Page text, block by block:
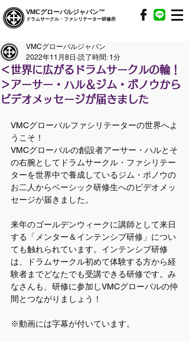
VMCグローバルジャパン™
ドラムサークル・ファシリテーター研修所
＜世界に広がるドラムサークルの輪！
＞アーサー・ハル＆ジム・ボノウから
ビデオメッセージが届きました
VMCグローバルジャパン
2022年11月8日 読了時間: 1分
VMCグローバルファシリテーターの世界へよ
うこそ！
VMCグローバルの創設者アーサー・ハルとそ
の右腕としてドラムサークル・ファシリテー
ターを世界中で養成しているジム・ボノウの
お二人からベーシック研修生へのビデオメッ
セージが届きました。
来年のゴールデンウィークに講師として来日
する「メンター＆インテンシブ研修」につい
ても触れられています。インテンシブ研修
は、ドラムサークル初めて体験する方から経
験者までどなたでも受講できる研修です。み
なさんも、研修に参加しVMCグローバルの仲
間とつながりましょう！
※動画には字幕が付いています。